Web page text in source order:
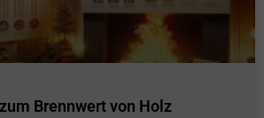
Brennwert von Holz